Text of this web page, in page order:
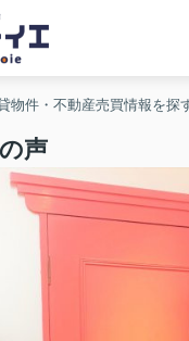
物件・不動産売買情報を探
声